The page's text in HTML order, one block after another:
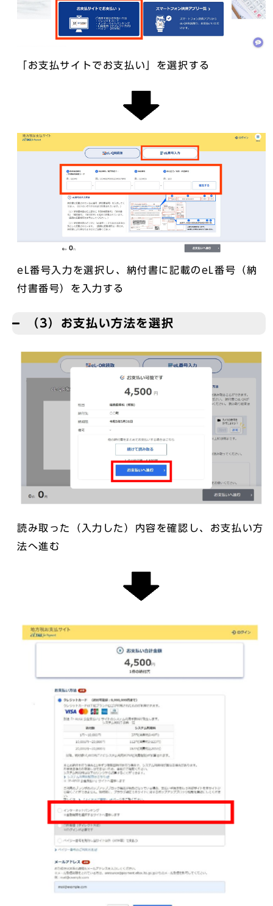
「お支払サイトでお支払い」を選択する
eL番号入力を選択し、納付書に記載のeL番号（納
付書番号）を入力する
（3）お支払い方法を選択
読み取った（入力した）内容を確認し、お支払い方
法へ進む